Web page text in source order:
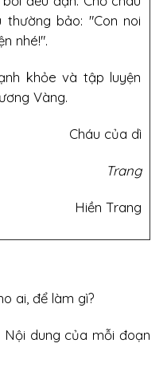
bảo: "Con noi
nhé!".
khỏe và tập luyện
Vàng.
Cháu của dì
Trang
Hiền Trang
ai, để làm gì?
dung của mỗi đoạn